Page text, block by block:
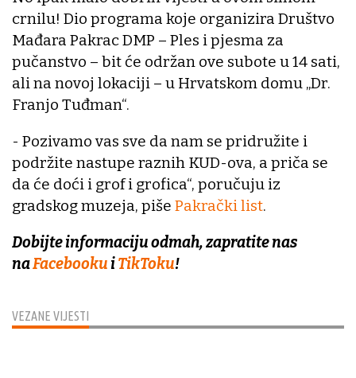
VEZANE VIJESTI
crnilu! Dio programa koje organizira Društvo
Mađara Pakrac DMP – Ples i pjesma za
pučanstvo – bit će održan ove subote u 14 sati,
ali na novoj lokaciji – u Hrvatskom domu „Dr.
Franjo Tuđman“.
- Pozivamo vas sve da nam se pridružite i
podržite nastupe raznih KUD-ova, a priča se
da će doći i grof i grofica“, poručuju iz
gradskog muzeja, piše Pakrački list.
Dobijte informaciju odmah, zapratite nas
naFacebookuiTikToku!